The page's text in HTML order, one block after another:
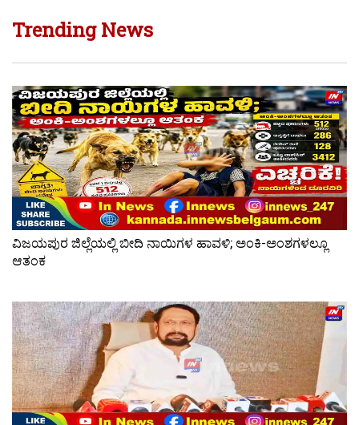
Trending News
ವಿಜಯಪುರ ಜಿಲ್ಲೆಯಲ್ಲಿ ಬೀದಿ ನಾಯಿಗಳ ಹಾವಳಿ; ಅಂಕಿ-ಅಂಶಗಳಲ್ಲೂ
ಆತಂಕ